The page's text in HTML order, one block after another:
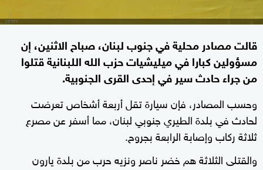
قالت مصادر محلية في جنوب لبنان، صباح الاثنين، إن
مسؤولين كبارا في ميليشيات حزب الله اللبنانية قتلوا
من جراء حادث سير في إحدى القرى الجنوبية.
وحسب المصادر، فإن سيارة تقل أربعة أشخاص تعرضت
لحادث في بلدة الطيري جنوبي لبنان، مما أسفر عن مصرع
ثلاثة ركاب وإصابة الرابعة بجروح.
والقتلى الثلاثة هم خضر ناصر ونزيه حرب من بلدة يارون